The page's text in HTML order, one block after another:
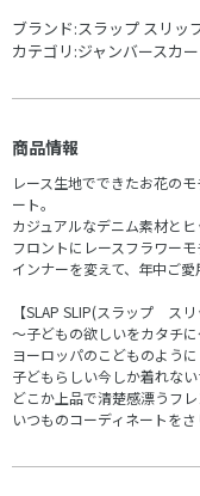
ブランド:スラップ スリッ
カテゴリ:ジャンバースカ
商品情報
レース生地でできたお花の
ート。
カジュアルなデニム素材と
フロントにレースフラワー
インナーを変えて、年中ご愛
【SLAP SLIP(スラップ スリ
～子どもの欲しいをカタチ
ヨーロッパのこどものように
子どもらしい今しか着れな
どこか上品で清楚感漂うフ
いつものコーディネートを